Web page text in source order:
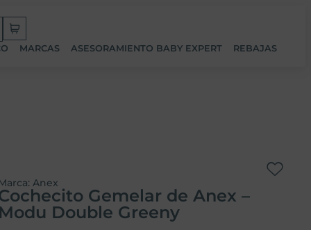
MARCAS ASESORAMIENTO BABY EXPERT REBAJAS
Anex
Gemelar de Anex –
Double Greeny